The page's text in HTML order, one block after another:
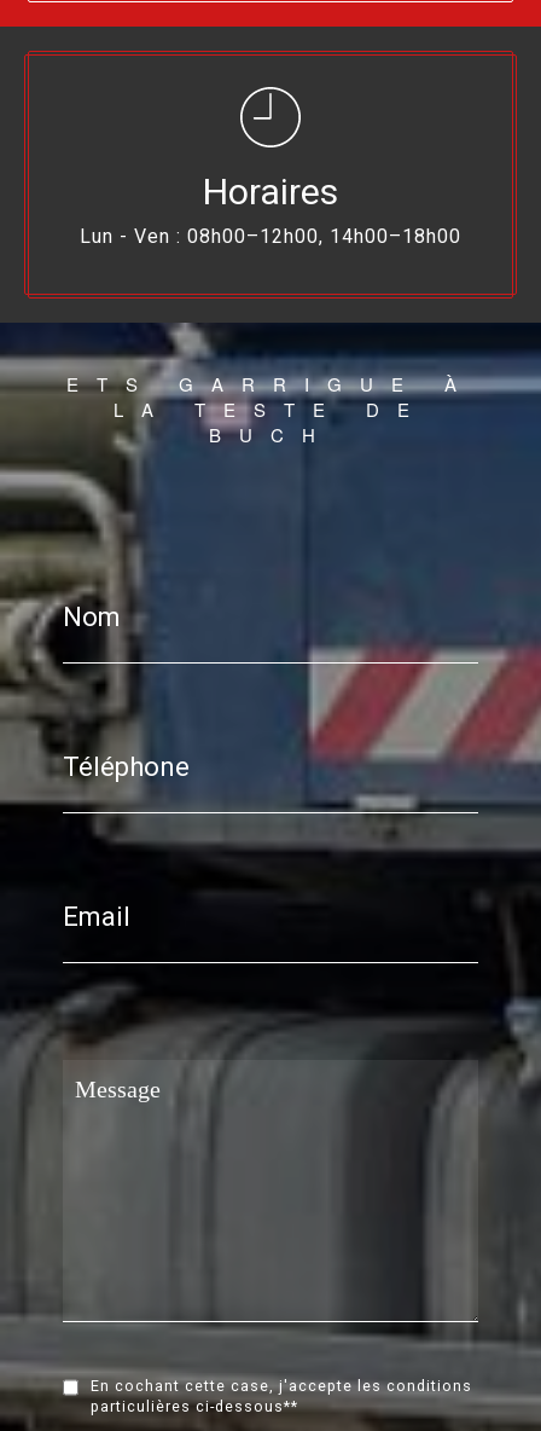
Horaires
Lun - Ven : 08h00–12h00, 14h00–18h00
ETS GARRIGUE À
LA TESTE DE
BUCH
Nom
Téléphone
Email
En cochant cette case, j'accepte les conditions
particulières ci-dessous**